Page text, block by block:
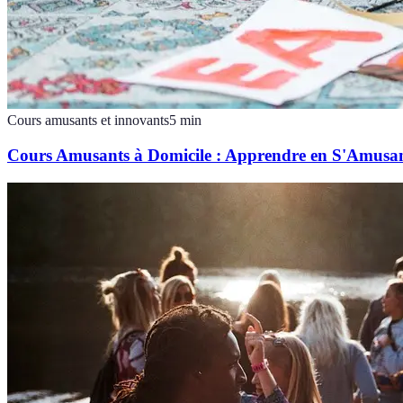
Cours amusants et innovants5 min
Cours Amusants à Domicile : Apprendre en